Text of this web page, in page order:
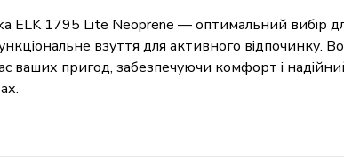
ELK 1795 Lite Neoprene — оптимальний вибір
взуття для активного відпочинку.
ваших пригод, забезпечуючи комфорт і